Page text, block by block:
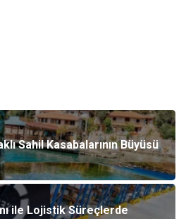
Sahil Kasabalarının Büyüsü
ile Lojistik Süreçlerde